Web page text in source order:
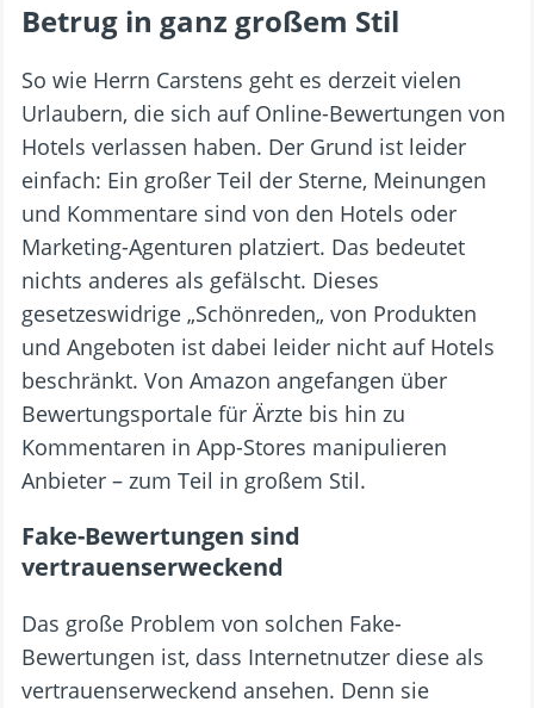
Betrug in ganz großem Stil
So wie Herrn Carstens geht es derzeit vielen
Urlaubern, die sich auf Online-Bewertungen von
Hotels verlassen haben. Der Grund ist leider
einfach: Ein großer Teil der Sterne, Meinungen
und Kommentare sind von den Hotels oder
Marketing-Agenturen platziert. Das bedeutet
nichts anderes als gefälscht. Dieses
gesetzeswidrige „Schönreden„ von Produkten
und Angeboten ist dabei leider nicht auf Hotels
beschränkt. Von Amazon angefangen über
Bewertungsportale für Ärzte bis hin zu
Kommentaren in App-Stores manipulieren
Anbieter – zum Teil in großem Stil.
Fake-Bewertungen sind
vertrauenserweckend
Das große Problem von solchen Fake-
Bewertungen ist, dass Internetnutzer diese als
vertrauenserweckend ansehen. Denn sie